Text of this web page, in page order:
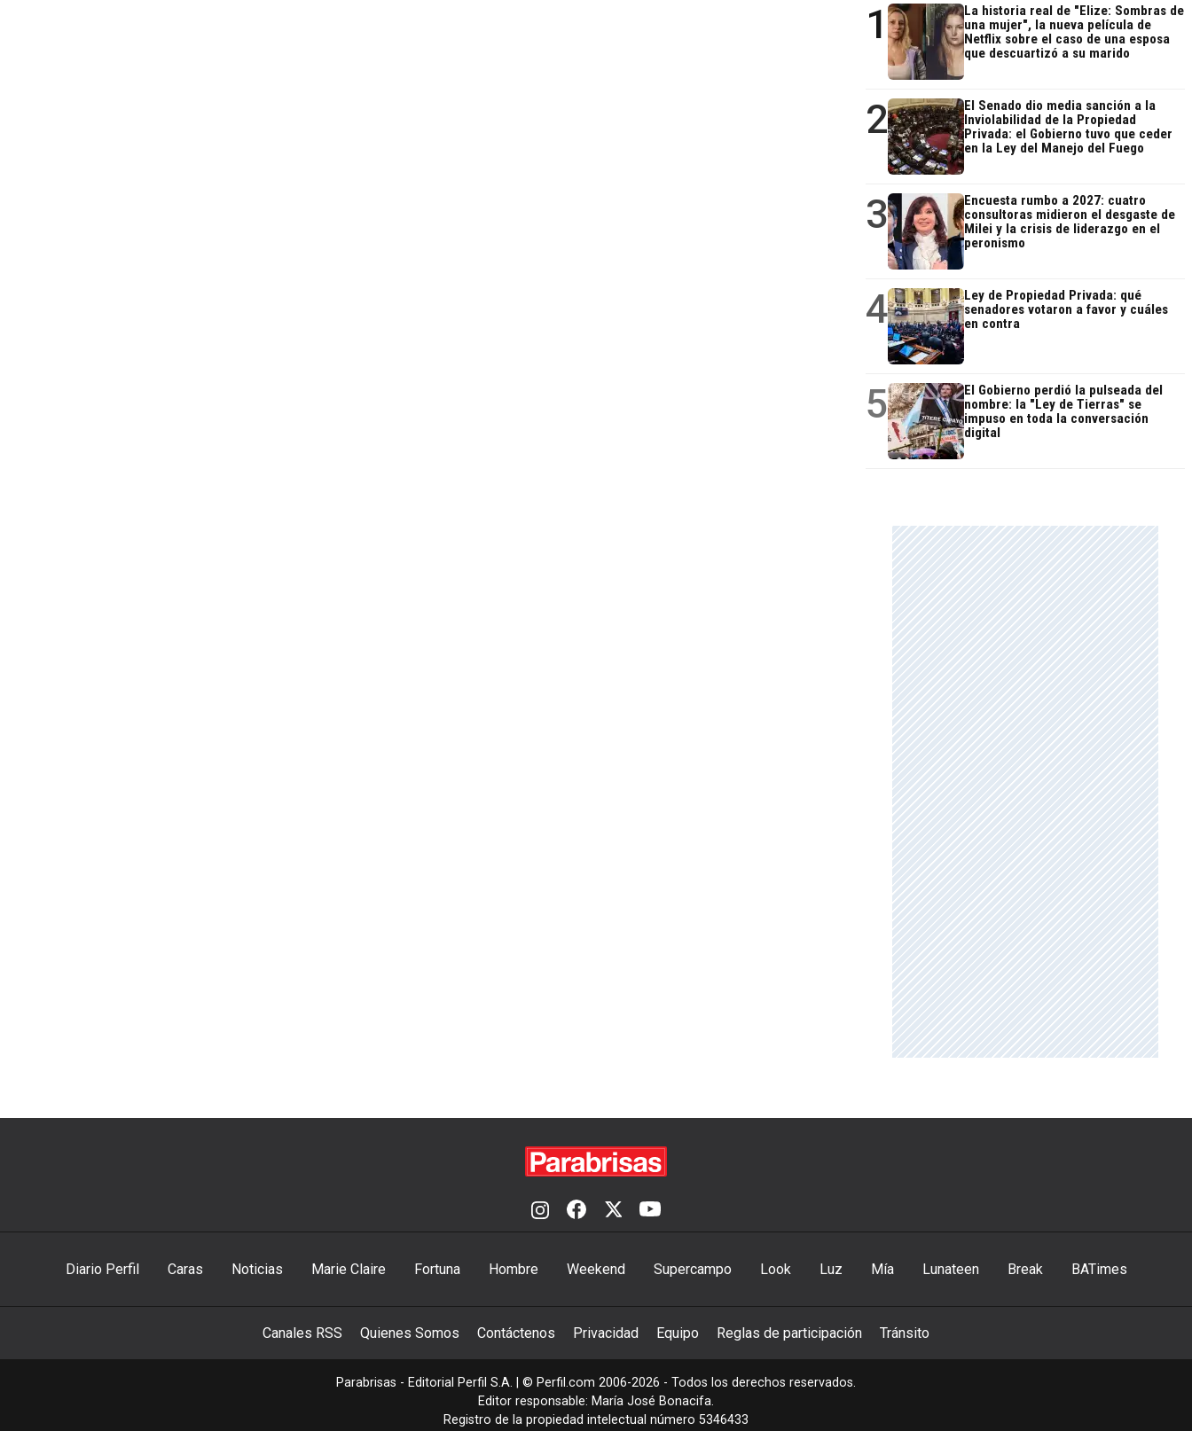
1
La historia real de "Elize: Sombras de
una mujer", la nueva película de
Netflix sobre el caso de una esposa
que descuartizó a su marido
2
El Senado dio media sanción a la
Inviolabilidad de la Propiedad
Privada: el Gobierno tuvo que ceder
en la Ley del Manejo del Fuego
3
Encuesta rumbo a 2027: cuatro
consultoras midieron el desgaste de
Milei y la crisis de liderazgo en el
peronismo
4
Ley de Propiedad Privada: qué
senadores votaron a favor y cuáles
en contra
5
El Gobierno perdió la pulseada del
nombre: la "Ley de Tierras" se
impuso en toda la conversación
digital
Diario Perfil Caras Noticias Marie Claire Fortuna Hombre Weekend Supercampo Look Luz Mía Lunateen Break BATimes
Canales RSS Quienes Somos Contáctenos Privacidad Equipo Reglas de participación Tránsito
Parabrisas - Editorial Perfil S.A. | © Perfil.com 2006-2026 - Todos los derechos reservados.
Editor responsable: María José Bonacifa.
Registro de la propiedad intelectual número 5346433